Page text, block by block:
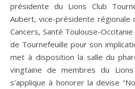
présidente du Lions Club
Aubert, vice-présidente régionale
Cancers, Santé Toulouse-
de Tournefeuille pour son
met à disposition la salle du
vingtaine de membres du
s’applique à honorer la devise